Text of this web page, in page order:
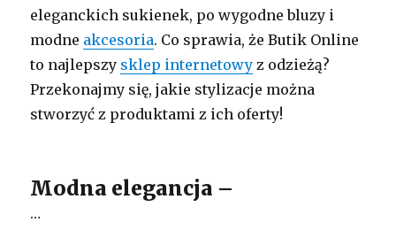
eleganckich sukienek, po wygodne bluzy i
modne akcesoria. Co sprawia, że Butik Online
to najlepszy sklep internetowy z odzieżą?
Przekonajmy się, jakie stylizacje można
stworzyć z produktami z ich oferty!
Modna elegancja –
…